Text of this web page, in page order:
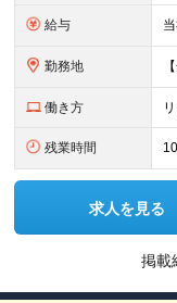
給与
勤務地
働き方
残業時間
求人を見る
掲載